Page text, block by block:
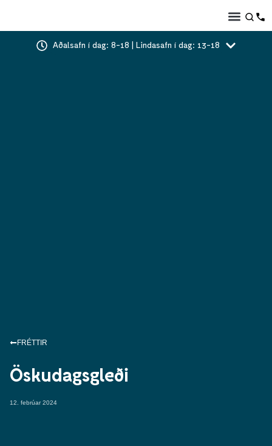
Aðalsafn í dag: 8-18 | Lindasafn í dag: 13-18
FRÉTTIR
Öskudagsgleði
12. febrúar 2024